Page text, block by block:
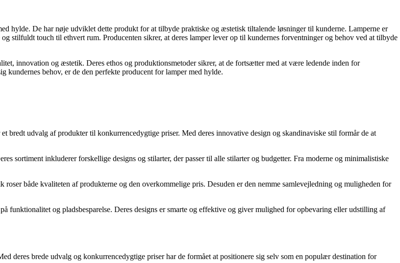
hylde. De har nøje udviklet dette produkt for at tilbyde praktiske og æstetisk tiltalende løsninger til kunderne. Lamperne er
stilfuldt touch til ethvert rum. Producenten sikrer, at deres lamper lever op til kundernes forventninger og behov ved at tilbyde
innovation og æstetik. Deres ethos og produktionsmetoder sikrer, at de fortsætter med at være ledende inden for
kundernes behov, er de den perfekte producent for lamper med hylde.
bredt udvalg af produkter til konkurrencedygtige priser. Med deres innovative design og skandinaviske stil formår de at
sortiment inkluderer forskellige designs og stilarter, der passer til alle stilarter og budgetter. Fra moderne og minimalistiske
både kvaliteten af produkterne og den overkommelige pris. Desuden er den nemme samlevejledning og muligheden for
og pladsbesparelse. Deres designs er smarte og effektive og giver mulighed for opbevaring eller udstilling af
deres brede udvalg og konkurrencedygtige priser har de formået at positionere sig selv som en populær destination for